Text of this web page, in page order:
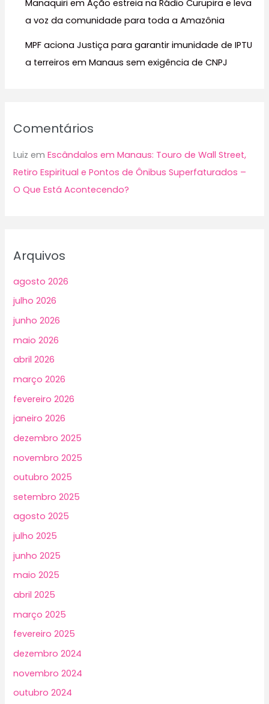
Manaquiri em Ação estreia na Rádio Curupira e leva
a voz da comunidade para toda a Amazônia
MPF aciona Justiça para garantir imunidade de IPTU
a terreiros em Manaus sem exigência de CNPJ
Comentários
Luiz emEscândalos em Manaus: Touro de Wall Street,
Retiro Espiritual e Pontos de Ônibus Superfaturados –
O Que Está Acontecendo?
Arquivos
agosto 2026
julho 2026
junho 2026
maio 2026
abril 2026
março 2026
fevereiro 2026
janeiro 2026
dezembro 2025
novembro 2025
outubro 2025
setembro 2025
agosto 2025
julho 2025
junho 2025
maio 2025
abril 2025
março 2025
fevereiro 2025
dezembro 2024
novembro 2024
outubro 2024